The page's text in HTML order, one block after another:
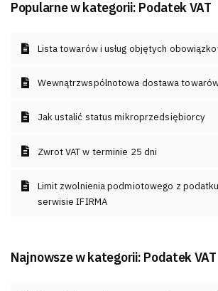
Popularne w kategorii: Podatek VAT
Lista towarów i usług objętych
Wewnątrzwspólnotowa dostawa
Jak ustalić status mikroprzedsiębiorcy
Zwrot VAT w terminie 25 dni
Limit zwolnienia podmiotowego z
serwisie IFIRMA
Najnowsze w kategorii: Podatek VAT